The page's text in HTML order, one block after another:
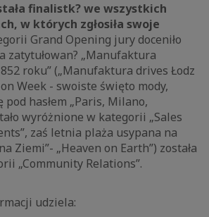
finalistk? we wszystkich
w których zgłosiła swoje
Grand Opening jury doceniło
zatytułowan? „Manufaktura
roku” („Manufaktura drives Łodz
Week - swoiste święto mody,
pod hasłem „Paris, Milano,
wyróżnione w kategorii „Sales
zaś letnia plaża usypana na
Ziemi”- „Heaven on Earth”) została
„Community Relations”.
udziela: